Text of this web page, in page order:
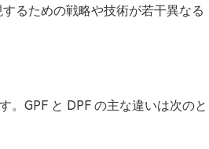
るための戦略や技術が若干異なる
。GPF と DPF の主な違いは次のと